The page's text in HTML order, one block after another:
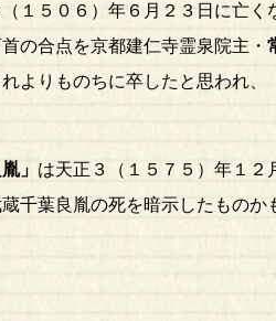
１５０６）年６月２３日に亡く
の合点を京都建仁寺霊泉院主・
よりものちに卒したと思われ
」 は天正３（１５７５）年１
千葉良胤の死を暗示したものか